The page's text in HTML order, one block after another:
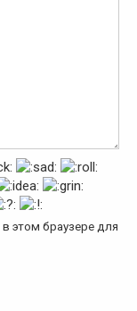
этом браузере для